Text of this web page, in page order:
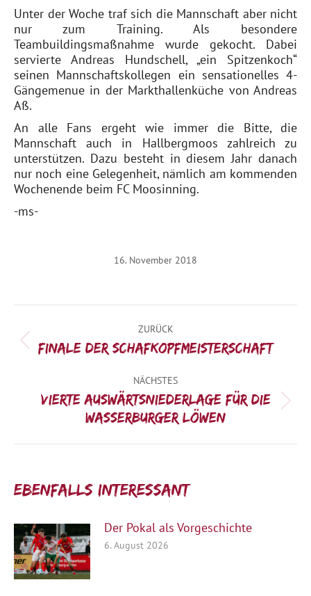
Unter der Woche traf sich die Mannschaft aber nicht
nur zum Training. Als besondere
Teambuildingsmaßnahme wurde gekocht. Dabei
servierte Andreas Hundschell, „ein Spitzenkoch“
seinen Mannschaftskollegen ein sensationelles 4-
Gängemenue in der Markthallenküche von Andreas
Aß.
An alle Fans ergeht wie immer die Bitte, die
Mannschaft auch in Hallbergmoos zahlreich zu
unterstützen. Dazu besteht in diesem Jahr danach
nur noch eine Gelegenheit, nämlich am kommenden
Wochenende beim FC Moosinning.
-ms-
16. November 2018
ZURÜCK
Vorheriger
Finale der Schafkopfmeisterschaft
NÄCHSTES
Nächster
Beitrag:
Vierte Auswärtsniederlage für die
Wasserburger Löwen
Ebenfalls interessant:
Der Pokal als Vorgeschichte
6. August 2026